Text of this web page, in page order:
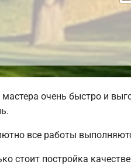
очень быстро и
все работы
стоит постройка